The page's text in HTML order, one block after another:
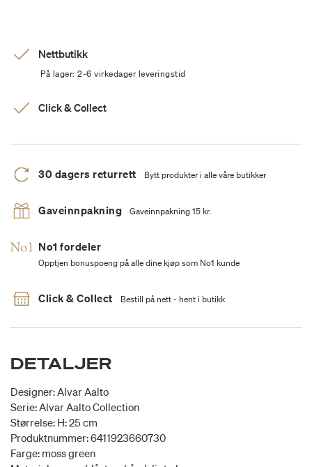
Nettbutikk
På lager: 2-6 virkedager leveringstid
Click & Collect
30 dagers returrett Bytt produkter i alle våre butikker
Gaveinnpakning Gaveinnpakning 15 kr.
No1 fordeler
Opptjen bonuspoeng på alle dine kjøp som No1 kunde
Click & Collect Bestill på nett - hent i butikk
DETALJER
Designer: Alvar Aalto
Serie: Alvar Aalto Collection
Størrelse: H: 25 cm
Produktnummer: 6411923660730
Farge: moss green